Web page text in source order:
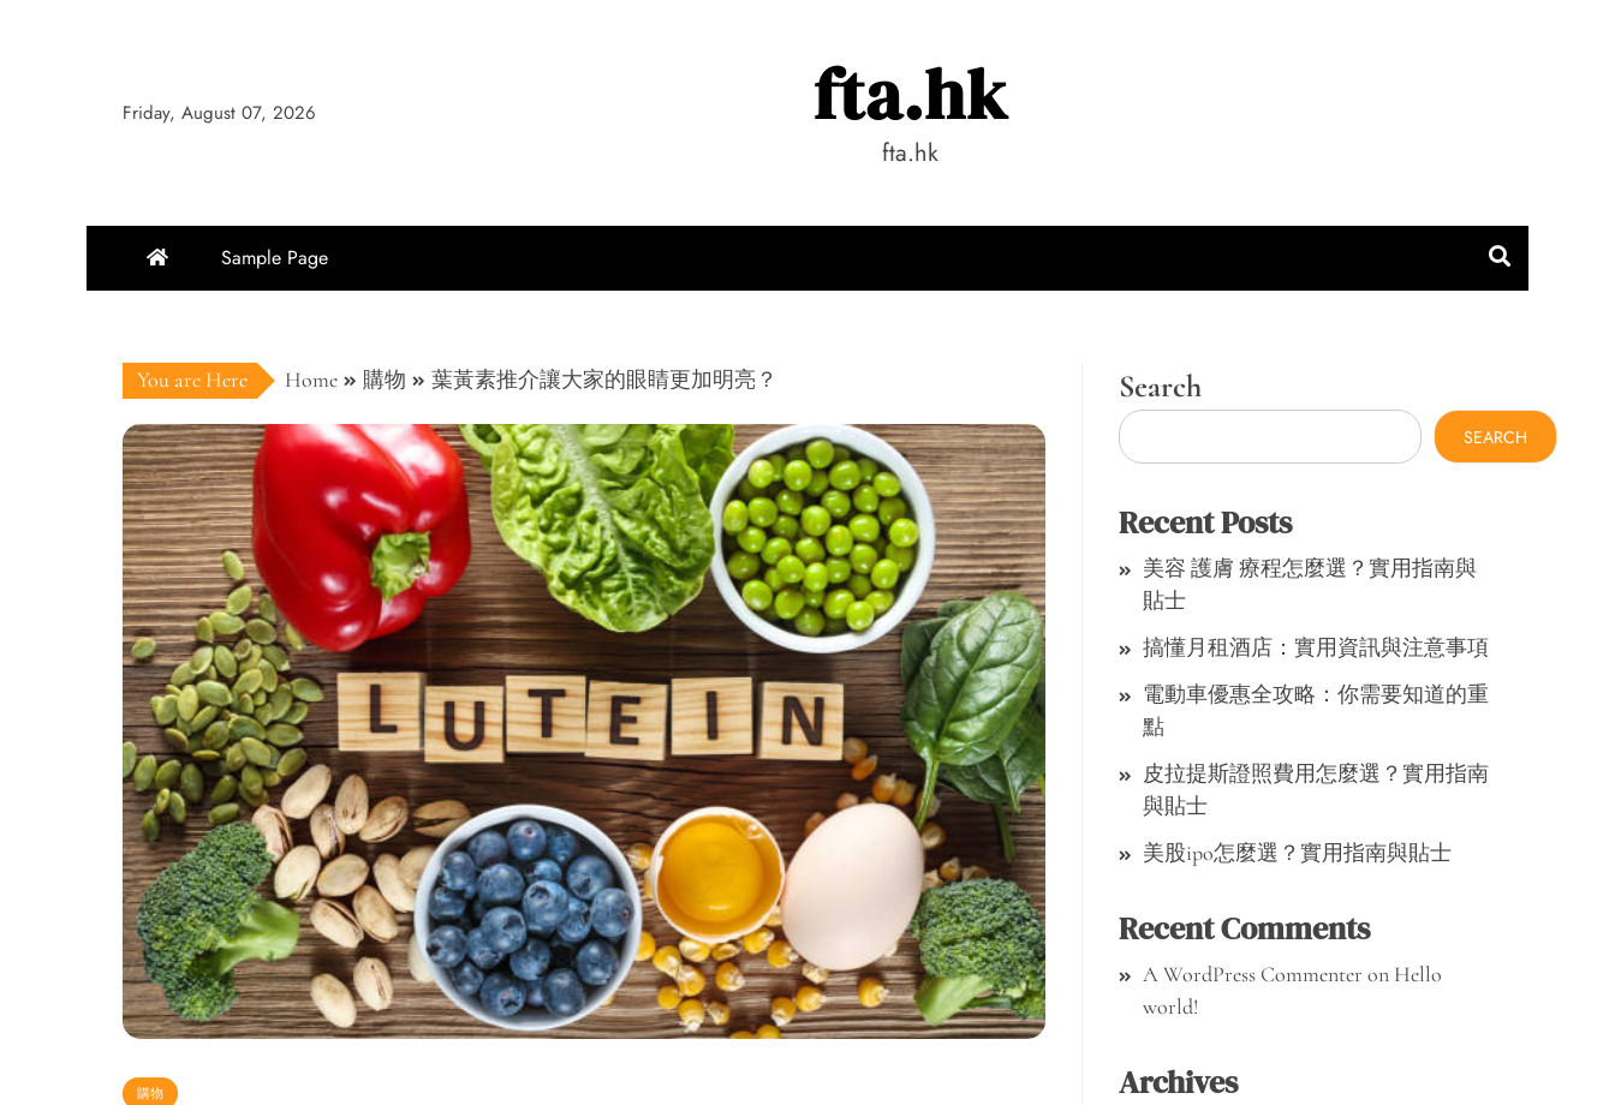
Friday, August 07, 2026
fta.hk
fta.hk
Sample Page
You are Here Home 購物 葉黃素推介讓大家的眼睛更加明亮？
購物
Search
SEARCH
Recent Posts
美容 護膚 療程怎麼選？實用指南與
貼士
搞懂月租酒店：實用資訊與注意事項
電動車優惠全攻略：你需要知道的重
點
皮拉提斯證照費用怎麼選？實用指南
與貼士
美股ipo怎麼選？實用指南與貼士
Recent Comments
A WordPress Commenter on Hello
world!
Archives